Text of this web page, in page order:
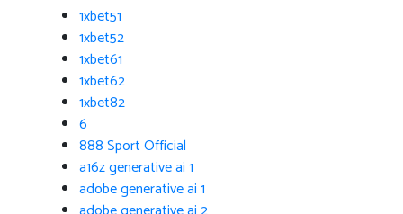
1xbet51
1xbet52
1xbet61
1xbet62
1xbet82
6
888 Sport Official
a16z generative ai 1
adobe generative ai 1